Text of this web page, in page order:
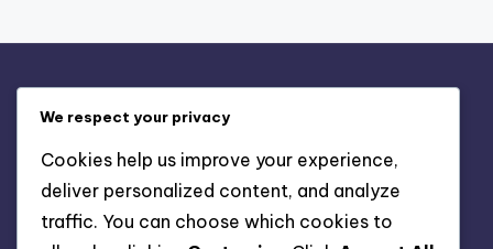
Despre
Termeni de utilizare
Preferințe cookie
We respect your privacy
Cookies help us improve your experience,
deliver personalized content, and analyze
traffic. You can choose which cookies to